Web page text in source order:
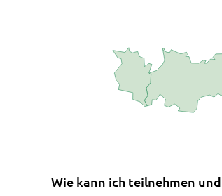
Wie kann ich teilnehmen